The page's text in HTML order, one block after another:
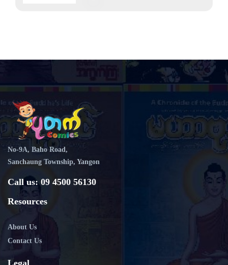
No-9A, Baho Road,
Sanchaung Township, Yangon
Call us: 09 4500 56130
Resources
About Us
Contact Us